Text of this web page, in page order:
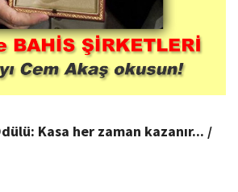
Kasa her zaman kazanır... /